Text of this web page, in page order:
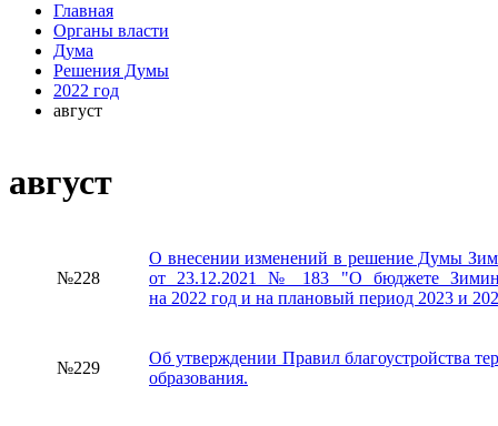
август
№228
О внесении изменений в решение Думы
от 23.12.2021 № 183 "О бюджете
на 2022 год и на плановый период 2023 и
№229
Об утверждении Правил благоустройства
образования.
Главная
Органы власти
Дума
Решения Думы
2022 год
август